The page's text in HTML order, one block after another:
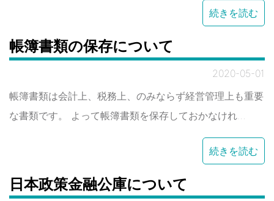
続きを読む
帳簿書類の保存について
2020-05-01
帳簿書類は会計上、税務上、のみならず経営管理上も重要
な書類です。 よって帳簿書類を保存しておかなけれ…
続きを読む
日本政策金融公庫について